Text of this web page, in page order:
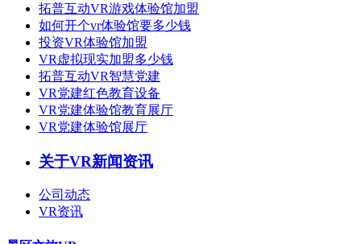
拓普互动VR游戏体验馆加盟
如何开个vr体验馆要多少钱
投资VR体验馆加盟
VR虚拟现实加盟多少钱
拓普互动VR智慧党建
VR党建红色教育设备
VR党建体验馆教育展厅
VR党建体验馆展厅
关于VR新闻资讯
公司动态
VR资讯